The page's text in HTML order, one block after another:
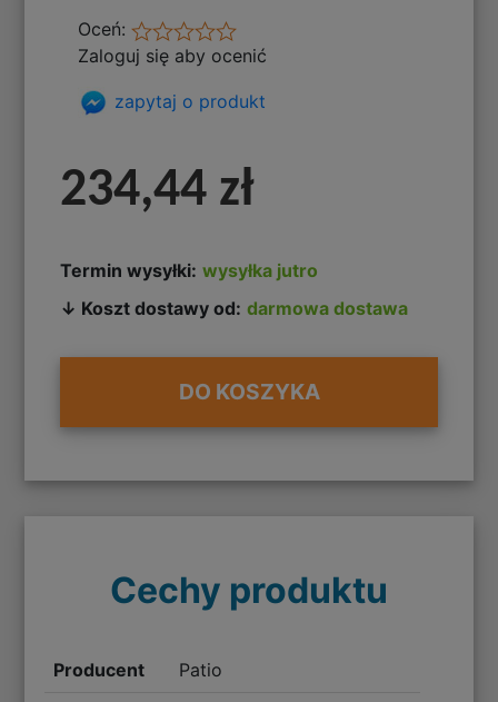
Oceń:
Zaloguj się aby ocenić
zapytaj o produkt
234,44 zł
Termin wysyłki: wysyłka jutro
↓ Koszt dostawy od: darmowa dostawa
DO KOSZYKA
Cechy produktu
Producent Patio